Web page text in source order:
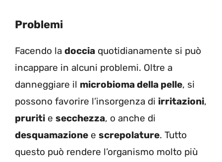
Problemi
Facendo la doccia quotidianamente si può
incappare in alcuni problemi. Oltre a
danneggiare il microbioma della pelle, si
possono favorire l’insorgenza di irritazioni,
pruriti e secchezza, o anche di
desquamazione e screpolature. Tutto
questo può rendere l’organismo molto più